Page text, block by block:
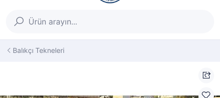
Balıkçı Tekneleri